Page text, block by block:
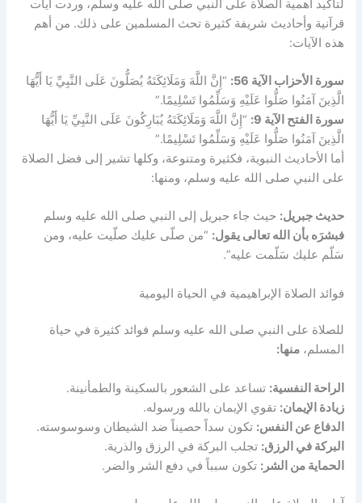
لتأكيد أهمية الصلاة على النبي صلى الله عليه وسلم، وردت آيات
قرآنية وأحاديث شريفة كثيرة تحث المسلمين على ذلك. من أهم
هذه الآيات:
سورة الأحزاب الآية 56:
“إِنَّ اللَّهَ وَمَلَائِكَتَهُ يُصَلُّونَ عَلَى النَّبِيِّ يَا أَيُّهَا
الَّذِينَ آمَنُوا صَلُّوا عَلَيْهِ وَسَلِّمُوا تَسْلِيمًا.”
سورة الفتح الآية 9:
“إِنَّ اللَّهَ وَمَلَائِكَتَهُ يُبَارِكُونَ عَلَى النَّبِيِّ يَا أَيُّهَا
الَّذِينَ آمَنُوا صَلُّوا عَلَيْهِ وَسَلِّمُوا تَسْلِيمًا.”
أما الأحاديث النبوية، فكثيرة ومتنوعة، وكلها تشير إلى فضل الصلاة
على النبي صلى الله عليه وسلم، ومنها:
حديث جبريل: حيث جاء جبريل إلى النبي صلى الله عليه وسلم
فبشرَه بأن الله تعالى يقول: “من صلّى عليك صلّيت عليه، ومن
سَلّم عليك سَلّمت عليه”.
فوائد الصلاة الإبراهيمية في الحياة اليومية
للصلاة على النبي صلى الله عليه وسلم فوائد كثيرة في حياة
المسلم،منها:
الراحة النفسية: تساعد على الشعور بالسكينة والطمأنينة.
زيادة الإيمان: تقوي الإيمان بالله ورسوله.
الدفاع عن النفس: تكون سداً حصيناً ضد الشيطان وسوسوسته.
البركة في الرزق: تجلب البركة في الرزق والذرية.
الحماية من الشر: تكون سبباً في دفع الشر والضر.